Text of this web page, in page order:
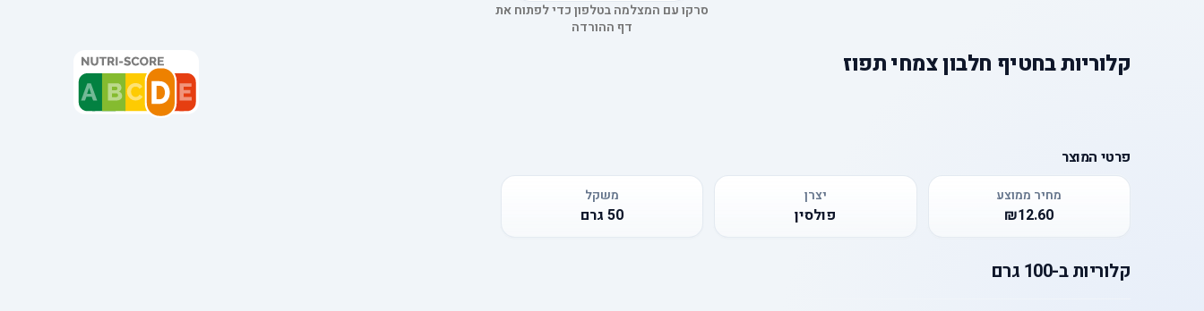
סרקו עם המצלמה בטלפון כדי לפתוח את
דף ההורדה
קלוריותבחטיף חלבון צמחי תפוז
פרטי המוצר
מחיר ממוצע
₪12.60
יצרן
פולסין
משקל
50 גרם
קלוריותב-100 גרם